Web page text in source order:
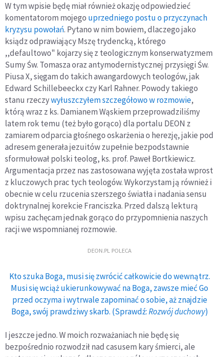
W tym wpisie będę miał również okazję odpowiedzieć
komentatorom mojego uprzedniego postu o przyczynach
kryzysu powołań. Pytano w nim bowiem, dlaczego jako
ksiądz odprawiający Mszę trydencką, którego
,,defaultowo" kojarzy się z teologicznym konserwatyzmem
Sumy Św. Tomasza oraz antymodernistycznej przysięgi Św.
Piusa X, sięgam do takich awangardowych teologów, jak
Edward Schillebeeckx czy Karl Rahner. Powody takiego
stanu rzeczywyłuszczyłem szczegółowo w rozmowie,
którą wraz z ks. Damianem Wąskiem przeprowadziliśmy
latem rok temu (też było gorąco) dla portalu DEON z
zamiarem odparcia głośnego oskarżenia o herezję, jakie pod
adresem generała jezuitów zupełnie bezpodstawnie
sformułował polski teolog, ks. prof. Paweł Bortkiewicz.
Argumentacja przez nas zastosowana wyjęta została wprost
z kluczowych prac tych teologów. Wykorzystam ją również i
obecnie w celu rzucenia szerszego światła i nadania sensu
doktrynalnej korekcie Franciszka. Przed dalszą lekturą
wpisu zachęcam jednak gorąco do przypomnienia naszych
racji we wspomnianej rozmowie.
DEON.PL POLECA
Kto szuka Boga, musi się zwrócić całkowicie do wewnątrz.
Musi się wciąż ukierunkowywać na Boga, zawsze mieć Go
przed oczyma i wytrwale zapominać o sobie, aż znajdzie
Boga, swój prawdziwy skarb. (Sprawdź:Rozwój duchowy)
I jeszcze jedno. W moich rozważaniach nie będę się
bezpośrednio rozwodził nad casusem kary śmierci, ale